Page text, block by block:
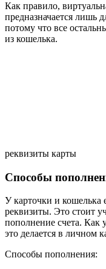
Как правило,
предназначается лишь
потому что все
из кошелька.
реквизиты карты
Способы
У карточки и кошелька
реквизиты. Это стоит
пополнение счета. Как
это делается в личном
Способы пополнения: